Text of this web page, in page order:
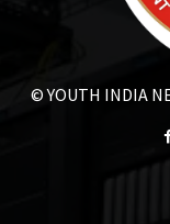
© YOUTH INDIA